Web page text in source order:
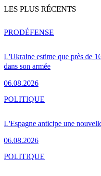
LES PLUS RÉCENTS
L'Ukraine estime que près de
dans son armée
06.08.2026
PRODÉFENSE
L'Espagne anticipe une
06.08.2026
POLITIQUE
POLITIQUE